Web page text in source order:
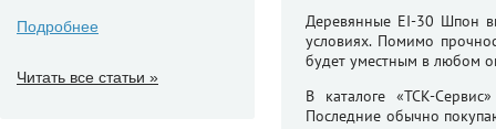
Подробнее
Читать все статьи »
Деревянные EI-30 Шпон
условиях. Помимо
будет уместным в любом
В каталоге «ТСК-
Последние обычно